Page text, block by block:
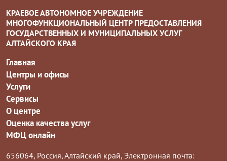
КРАЕВОЕ АВТОНОМНОЕ УЧРЕЖДЕНИЕ
МНОГОФУНКЦИОНАЛЬНЫЙ ЦЕНТР ПРЕДОСТАВЛЕНИЯ
ГОСУДАРСТВЕННЫХ И МУНИЦИПАЛЬНЫХ УСЛУГ
АЛТАЙСКОГО КРАЯ
Главная
Центры и офисы
Услуги
Сервисы
О центре
Оценка качества услуг
МФЦ онлайн
656064, Россия, Алтайский край, Электронная почта: